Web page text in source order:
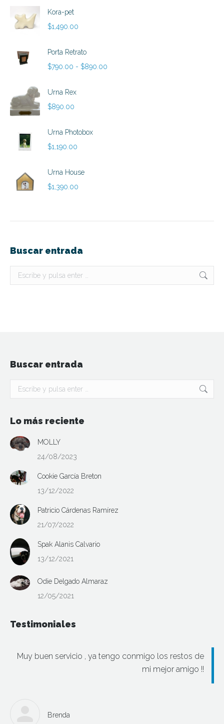
Kora-pet
$1,490.00
Porta Retrato
$790.00 - $890.00
Urna Rex
$890.00
Urna Photobox
$1,190.00
Urna House
$1,390.00
Buscar entrada
Buscar:
Buscar entrada
Buscar:
Lo más reciente
MOLLY
24/08/2023
Cookie García Breton
13/12/2022
Patricio Cárdenas Ramírez
21/07/2022
Spak Alanis Calvario
13/12/2021
Odie Delgado Almaraz
12/05/2021
Testimoniales
Muy buen servicio , ya tengo conmigo los restos de
mi mejor amigo !!
Brenda